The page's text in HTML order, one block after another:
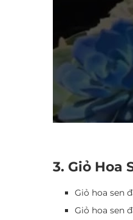
3. Giỏ Hoa
Giỏ hoa sen
Giỏ hoa sen